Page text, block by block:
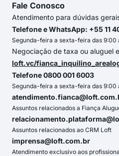
Fale Conosco
Atendimento para dúvidas
Telefone e WhatsApp: +55 11
Segunda-feira a sexta-feira das 9:00
Negociação de taxa ou aluguel
loft.vc/
Telefone 0800 001 6003
Segunda-feira a sexta-feira das 9:00
Assuntos relacionados a Fiança
Assuntos relacionados ao CRM Loft
imprensa@loft.com.br
Atendimento exclusivo aos